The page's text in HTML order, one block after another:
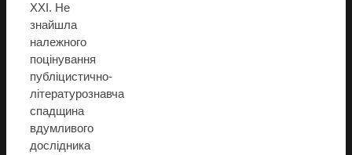
XXI. Не
знайшла
належного
поцінування
публіцистично-
літературознавча
спадщина
вдумливого
дослідника